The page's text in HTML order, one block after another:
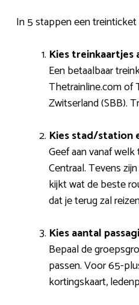
In 5 stappen een
Kies treinkaartjes
Een betaalbaar
Thetrainline.com of
Zwitserland (SBB).
Kies stad/station
Geef aan vanaf
Centraal. Tevens
kijkt wat de beste
dat je terug zal
Kies aantal
Bepaal de
passen. Voor 65-
kortingskaart,